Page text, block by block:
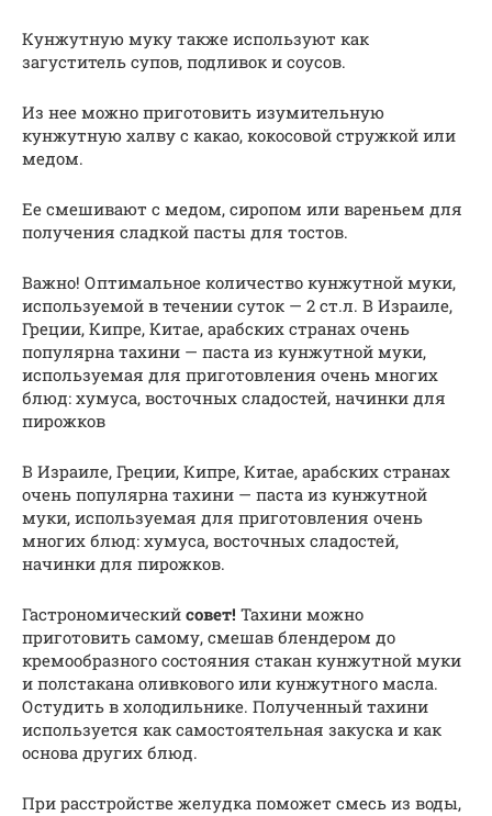
Кунжутную муку также используют как
загуститель супов, подливок и соусов.
Из нее можно приготовить изумительную
кунжутную халву с какао, кокосовой стружкой или
медом.
Ее смешивают с медом, сиропом или вареньем для
получения сладкой пасты для тостов.
Важно! Оптимальное количество кунжутной муки,
используемой в течении суток — 2 ст.л. В Израиле,
Греции, Кипре, Китае, арабских странах очень
популярна тахини — паста из кунжутной муки,
используемая для приготовления очень многих
блюд: хумуса, восточных сладостей, начинки для
пирожков
В Израиле, Греции, Кипре, Китае, арабских странах
очень популярна тахини — паста из кунжутной
муки, используемая для приготовления очень
многих блюд: хумуса, восточных сладостей,
начинки для пирожков.
Гастрономический совет! Тахини можно
приготовить самому, смешав блендером до
кремообразного состояния стакан кунжутной муки
и полстакана оливкового или кунжутного масла.
Остудить в холодильнике. Полученный тахини
используется как самостоятельная закуска и как
основа других блюд.
При расстройстве желудка поможет смесь из воды,